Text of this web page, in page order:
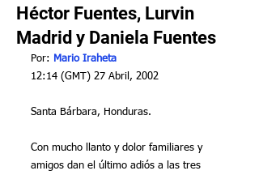
Héctor Fuentes, Lurvin
Madrid y Daniela Fuentes
Por:
Mario Iraheta
12:14 (GMT) 27 Abril, 2002
Santa Bárbara, Honduras.
Con mucho llanto y dolor familiares y
amigos dan el último adiós a las tres